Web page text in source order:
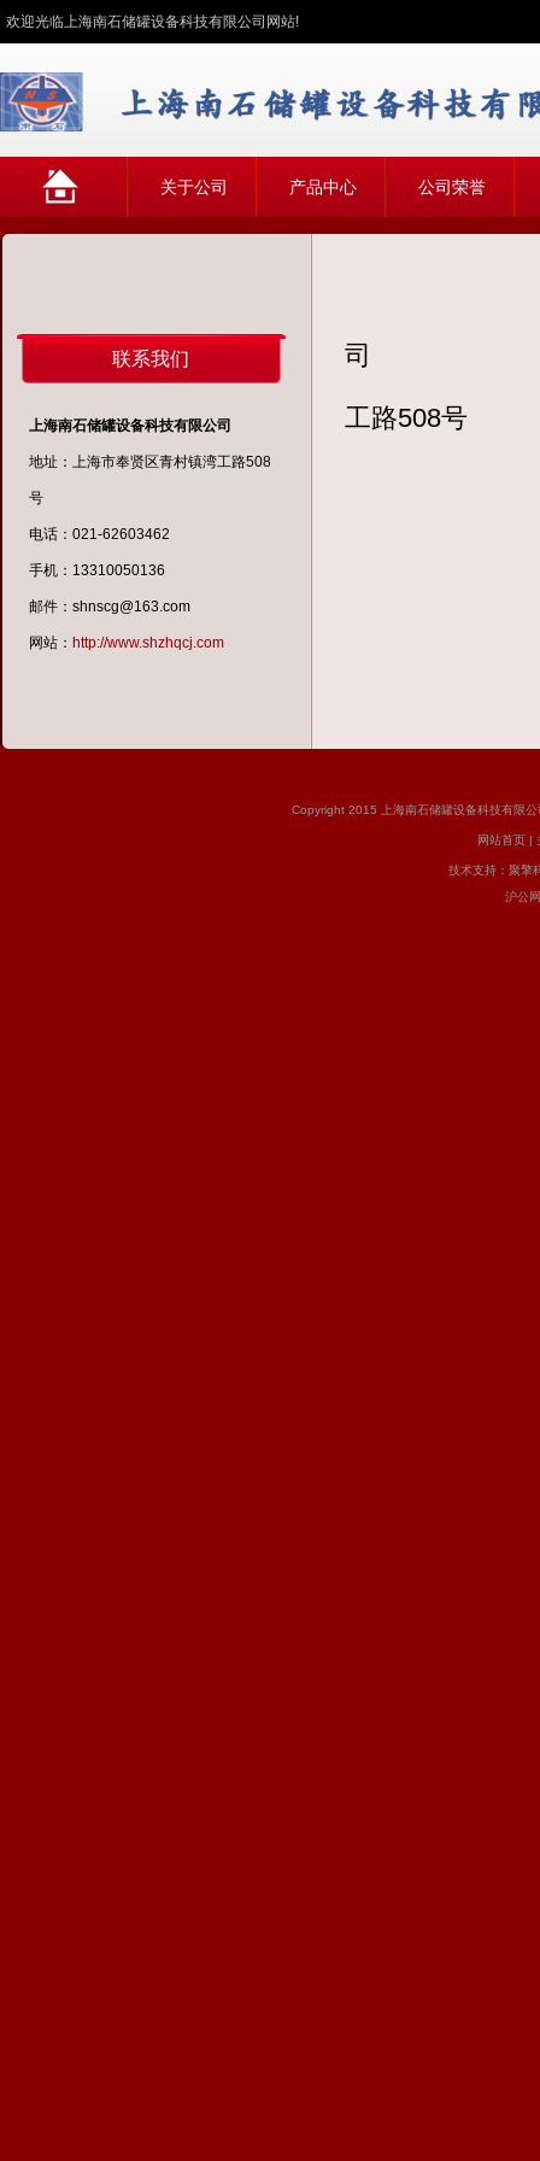
欢迎光临上海南石储罐设备科技有限公司网站!
关于公司 产品中心 公司荣誉
联系我们
上海南石储罐设备科技有限公司
地址：上海市奉贤区青村镇湾工路508
号
电话：021-62603462
手机：13310050136
邮件：shnscg@163.com
网站： http://www.shzhqcj.com
司
工路508号
Copyright 2015 上海南石储罐设备科技有限
网站首页 |
技术支持： 聚擎
沪公